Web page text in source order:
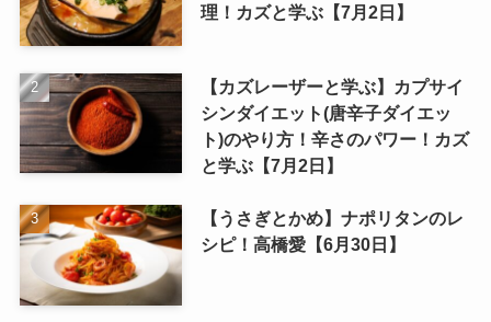
理！カズと学ぶ【7月2日】
【カズレーザーと学ぶ】カプサイ
シンダイエット(唐辛子ダイエッ
ト)のやり方！辛さのパワー！カズ
と学ぶ【7月2日】
【うさぎとかめ】ナポリタンのレ
シピ！高橋愛【6月30日】